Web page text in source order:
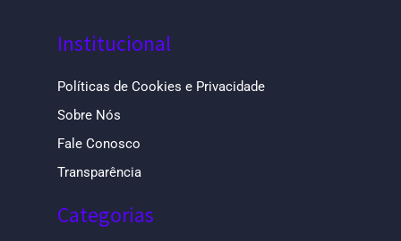
Institucional
Políticas de Cookies e Privacidade
Sobre Nós
Fale Conosco
Transparência
Categorias